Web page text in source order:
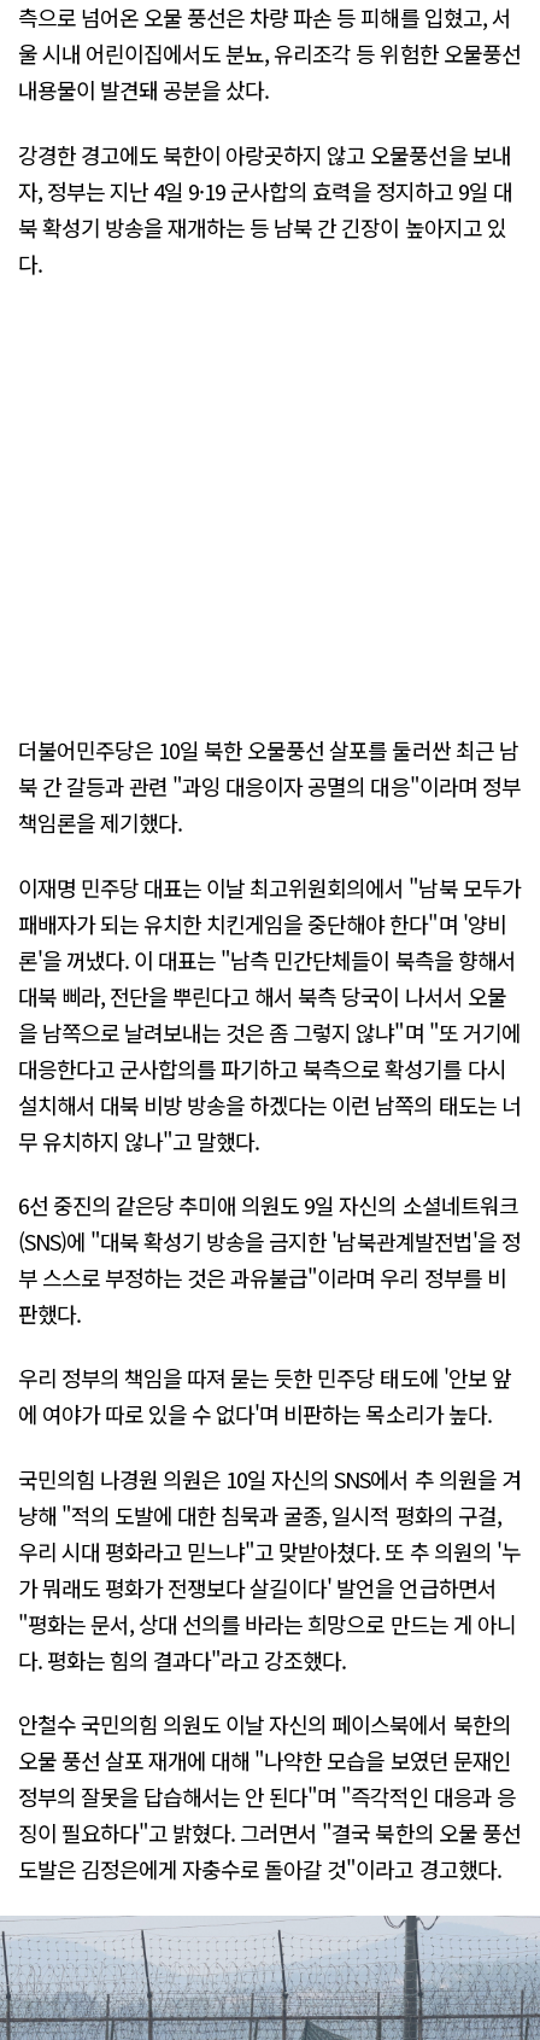
측으로 넘어온 오물 풍선은 차량 파손 등 피해를 입혔고, 서
울 시내 어린이집에서도 분뇨, 유리조각 등 위험한 오물풍선
내용물이 발견돼 공분을 샀다.
강경한 경고에도 북한이 아랑곳하지 않고 오물풍선을 보내
자, 정부는 지난 4일 9·19 군사합의 효력을 정지하고 9일 대
북 확성기 방송을 재개하는 등 남북 간 긴장이 높아지고 있
다.
더불어민주당은 10일 북한 오물풍선 살포를 둘러싼 최근 남
북 간 갈등과 관련 "과잉 대응이자 공멸의 대응"이라며 정부
책임론을 제기했다.
이재명 민주당 대표는 이날 최고위원회의에서 "남북 모두가
패배자가 되는 유치한 치킨게임을 중단해야 한다"며 '양비
론'을 꺼냈다. 이 대표는 "남측 민간단체들이 북측을 향해서
대북 삐라, 전단을 뿌린다고 해서 북측 당국이 나서서 오물
을 남쪽으로 날려보내는 것은 좀 그렇지 않냐"며 "또 거기에
대응한다고 군사합의를 파기하고 북측으로 확성기를 다시
설치해서 대북 비방 방송을 하겠다는 이런 남쪽의 태도는 너
무 유치하지 않나"고 말했다.
6선 중진의 같은당 추미애 의원도 9일 자신의 소셜네트워크
(SNS)에 "대북 확성기 방송을 금지한 '남북관계발전법'을 정
부 스스로 부정하는 것은 과유불급"이라며 우리 정부를 비
판했다.
우리 정부의 책임을 따져 묻는 듯한 민주당 태도에 '안보 앞
에 여야가 따로 있을 수 없다'며 비판하는 목소리가 높다.
국민의힘 나경원 의원은 10일 자신의 SNS에서 추 의원을 겨
냥해 "적의 도발에 대한 침묵과 굴종, 일시적 평화의 구걸,
우리 시대 평화라고 믿느냐"고 맞받아쳤다. 또 추 의원의 '누
가 뭐래도 평화가 전쟁보다 살길이다' 발언을 언급하면서
"평화는 문서, 상대 선의를 바라는 희망으로 만드는 게 아니
다. 평화는 힘의 결과다"라고 강조했다.
안철수 국민의힘 의원도 이날 자신의 페이스북에서 북한의
오물 풍선 살포 재개에 대해 "나약한 모습을 보였던 문재인
정부의 잘못을 답습해서는 안 된다"며 "즉각적인 대응과 응
징이 필요하다"고 밝혔다. 그러면서 "결국 북한의 오물 풍선
도발은 김정은에게 자충수로 돌아갈 것"이라고 경고했다.